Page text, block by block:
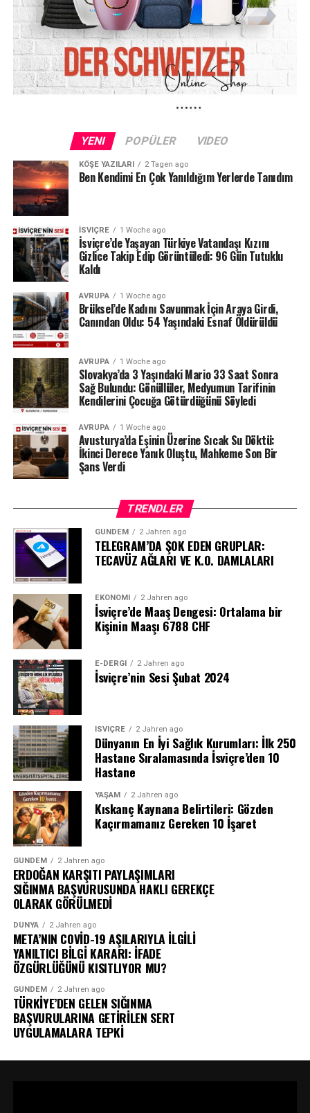
sorumluluğunu üstlendi ve eşinin yaşadığı yaralanma
nedeniyle yaklaşık 2 bin euro tazminat ödemeyi kabul
etti.
Hâkim: “Size son bir şans veriyoruz”
Mahkeme, sanığın kovadaki suyun sıcak olduğunu
bilmediğine ilişkin savunmasını inandırıcı buldu. Hâkim,
sanığa “son bir şans” verildiğini belirterek davayı şimdilik
Hâkim ayrıca bir kişinin göğüs bölgesinde ikinci derece
yanıklara neden olmasının ciddi sonuçları bulunduğunu,
yaralanmanın görünüm açısından da önemli etkiler
yaratabileceğini vurguladı.
Doktorların değerlendirmesine göre ise kadının
yaralarının kalıcı iz bırakmadan iyileşmesi bekleniyor.
Tazminat ve temas yasağı takip edilecek
Yargılamanın geçici olarak durdurulması, sürecin
tamamen kapandığı anlamına gelmiyor. Denetimli
serbestlik birimi, sanığın taahhüt ettiği tazminatı ödeyip
ödemediğini kontrol edecek.
mahkemeye bildirildi. Bu nedenle 31 yaşındaki erkeğin
söz konusu talebe uyup uymadığı da denetlenecek. Çiftin
ortak çocuğuyla ilgili ise ayrı bir görüşme
YENI POPÜLER VIDEO
KÖŞE YAZILARI 2 Tagen ago
Ben Kendimi En Çok Yanıldığım Yerlerde Tanıdım
İSVIÇRE 1 Woche ago
İsviçre’de Yaşayan Türkiye Vatandaşı Kızını
Gizlice Takip Edip Görüntüledi: 96 Gün Tutuklu
Kaldı
AVRUPA 1 Woche ago
Brüksel’de Kadını Savunmak İçin Araya Girdi,
Canından Oldu: 54 Yaşındaki Esnaf Öldürüldü
AVRUPA 1 Woche ago
Slovakya’da 3 Yaşındaki Mario 33 Saat Sonra
Sağ Bulundu: Gönüllüler, Medyumun Tarifinin
Kendilerini Çocuğa Götürdüğünü Söyledi
AVRUPA 1 Woche ago
Avusturya’da Eşinin Üzerine Sıcak Su Döktü:
İkinci Derece Yanık Oluştu, Mahkeme Son Bir
Şans Verdi
TRENDLER
GÜNDEM 2 Jahren ago
TELEGRAM’DA ŞOK EDEN GRUPLAR:
TECAVÜZ AĞLARI VE K.O. DAMLALARI
EKONOMI 2 Jahren ago
İsviçre’de Maaş Dengesi: Ortalama bir
Kişinin Maaşı 6788 CHF
E-DERGI 2 Jahren ago
İsviçre’nin Sesi Şubat 2024
İSVIÇRE 2 Jahren ago
Dünyanın En İyi Sağlık Kurumları: İlk 250
Hastane Sıralamasında İsviçre’den 10
Hastane
YAŞAM 2 Jahren ago
Kıskanç Kaynana Belirtileri: Gözden
Kaçırmamanız Gereken 10 İşaret
GÜNDEM 2 Jahren ago
ERDOĞAN KARŞITI PAYLAŞIMLARI
SIĞINMA BAŞVURUSUNDA HAKLI GEREKÇE
OLARAK GÖRÜLMEDİ
DÜNYA 2 Jahren ago
META’NIN COVİD-19 AŞILARIYLA İLGİLİ
YANILTICI BİLGİ KARARI: İFADE
ÖZGÜRLÜĞÜNÜ KISITLIYOR MU?
GÜNDEM 2 Jahren ago
TÜRKİYE’DEN GELEN SIĞINMA
BAŞVURULARINA GETİRİLEN SERT
UYGULAMALARA TEPKİ